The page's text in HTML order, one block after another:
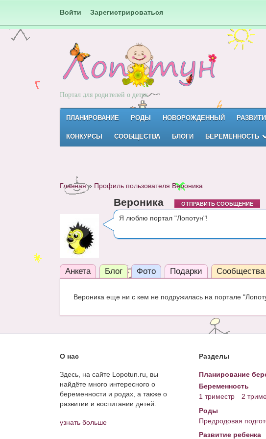
Войти Зарегистрироваться
Портал для родителей о детях
ПЛАНИРОВАНИЕ РОДЫ НОВОРОЖДЕННЫЙ
КОНКУРСЫ СООБЩЕСТВА БЛОГИ БЕРЕМЕННОСТЬ
Главная» Профиль пользователя Вероника
Вероника ОТПРАВИТЬ СООБЩЕНИЕ
Я люблю портал "Лопотун"!
Анкета Блог Фото Подарки Сообщества
Вероника еще ни с кем не подружилась на портале
О нас
Здесь, на сайте Lopotun.ru, вы
найдёте много интересного о
беременности и родах, а также о
развитии и воспитании детей.
узнать больше
Разделы
Планирование
Беременность
1 триместр
2
Роды
Предродовая
Развитие ребенка